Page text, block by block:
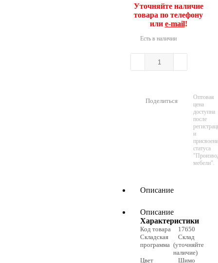
Уточняйте наличие
товара по телефону
или e-mail!
Есть в наличии
Поделиться
Оптовая
цена
доступна
после
и
статуса
мебели".
Описание
Описание
Характеристики
Код товара
17650
Складская
программа
Склад
(уточняйте
наличие)
Цвет
Шимо